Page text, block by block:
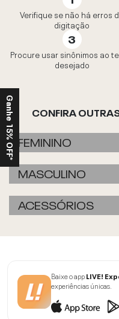
Verifique se não há erros
digitação
Procure usar sinônimos ao
desejado
CONFIRA
FEMININO
MASCULINO
ACESSÓRIOS
Baixe o appLIVE!
experiências únicas.
Ganhe 15% OFF*